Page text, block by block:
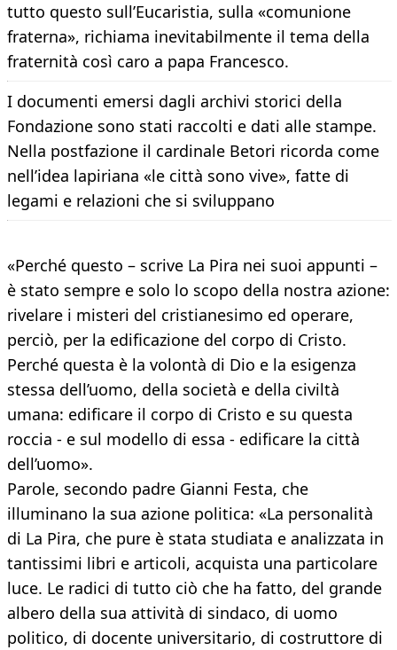
tutto questo sull’Eucaristia, sulla «comunione
fraterna», richiama inevitabilmente il tema della
fraternità così caro a papa Francesco.
I documenti emersi dagli archivi storici della
Fondazione sono stati raccolti e dati alle stampe.
Nella postfazione il cardinale Betori ricorda come
nell’idea lapiriana «le città sono vive», fatte di
legami e relazioni che si sviluppano
«Perché questo – scrive La Pira nei suoi appunti –
è stato sempre e solo lo scopo della nostra azione:
rivelare i misteri del cristianesimo ed operare,
perciò, per la edificazione del corpo di Cristo.
Perché questa è la volontà di Dio e la esigenza
stessa dell’uomo, della società e della civiltà
umana: edificare il corpo di Cristo e su questa
roccia - e sul modello di essa - edificare la città
dell’uomo».
Parole, secondo padre Gianni Festa, che
illuminano la sua azione politica: «La personalità
di La Pira, che pure è stata studiata e analizzata in
tantissimi libri e articoli, acquista una particolare
luce. Le radici di tutto ciò che ha fatto, del grande
albero della sua attività di sindaco, di uomo
politico, di docente universitario, di costruttore di